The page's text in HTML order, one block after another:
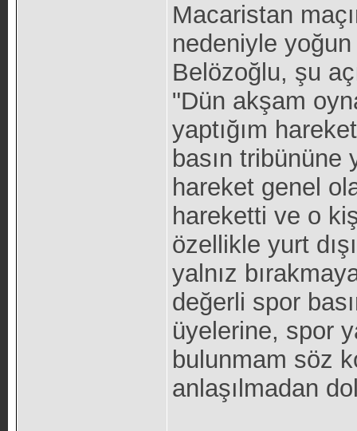
Macaristan
nedeniyle
Belözoğlu, şu
"Dün akşam
yaptığım
basın
hareket genel
hareketti ve o
özellikle yurt
yalnız
değerli spor
üyelerine, spor
bulunmam söz
anlaşılmadan